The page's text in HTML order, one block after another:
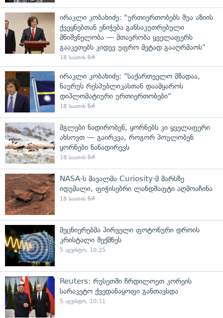
ირაკლი კობახიძე: "ურთიერთობებს შუა აზიის
ქვეყნებთან ენიჭება განსაკუთრებული
მნიშვნელობა — მთავრობა ყველაფერს
გააკეთებს კიდევ უფრო მეტად გააღრმაოს"
18 საათის წინ
ირაკლი კობახიძე: "საქართველო მზადაა,
ნაურუს რესპუბლიკასთან დაამყაროს
დიპლომატიური ურთიერთობები"
18 საათის წინ
მგლები ნადირობენ, ყორნებს კი ყველაფერი
ახსოვთ — გაირკვა, როგორ პოულობენ
ყორნები ნანადირევს
18 საათის წინ
NASA-ს მავალმა Curiosity-მ მარსზე
იდუმალი, ფიჭისებრი ლანდშაფტი აღმოაჩინა
18 საათის წინ
მეცნიერებმა პირველი ფოტონური დროის
კრისტალი შექმნეს
5 აგვისტო, 10:25
Reuters: რუსეთში ჩრდილოეთ კორეის
სარაკეტო ქვედანაყოფი განთავსდა
5 აგვისტო, 10:11